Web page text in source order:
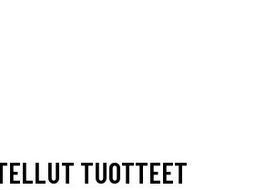
TUOTTEET